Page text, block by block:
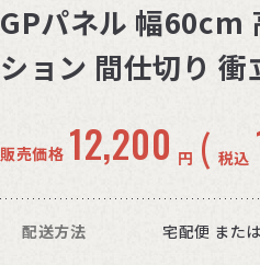
GPパネル 幅60cm
ション 間仕切り
販売価格 12,200 円 ( 税込
配送方法 宅配便 また